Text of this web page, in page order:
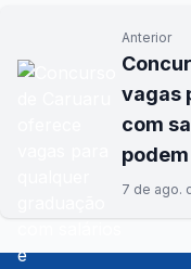
Anterior
vagas
com
7 de ago.